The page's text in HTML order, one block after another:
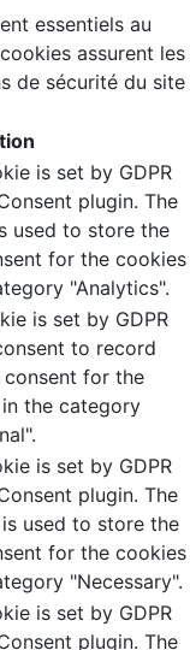
essentiels au
assurent les
de sécurité du site
is set by GDPR
plugin. The
used to store the
for the cookies
"Analytics".
is set by GDPR
to record
consent for the
the category
is set by GDPR
plugin. The
used to store the
for the cookies
"Necessary".
is set by GDPR
plugin. The